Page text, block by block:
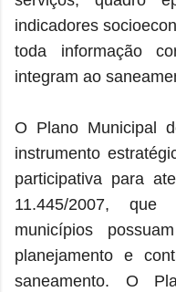
indicadores
toda informação
integram ao
O Plano Municipal
instrumento
participativa para
11.445/2007,
municípios
planejamento e
saneamento. O